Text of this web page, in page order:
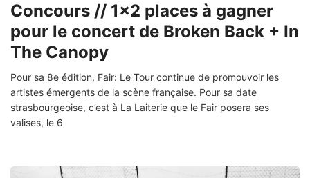
Concours // 1×2 places à gagner
pour le concert de Broken Back + In
The Canopy
Pour sa 8e édition, Fair: Le Tour continue de promouvoir les
artistes émergents de la scène française. Pour sa date
strasbourgeoise, c’est à La Laiterie que le Fair posera ses
valises, le 6